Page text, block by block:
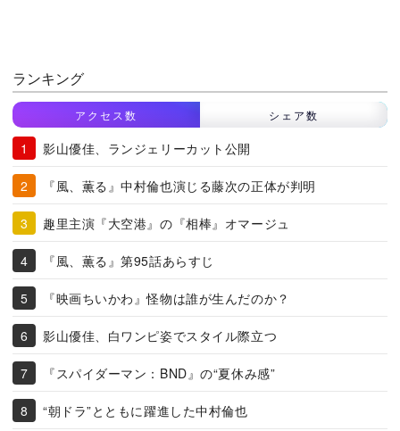
ランキング
アクセス数 シェア数
影山優佳、ランジェリーカット公開
『風、薫る』中村倫也演じる藤次の正体が判明
趣里主演『大空港』の『相棒』オマージュ
『風、薫る』第95話あらすじ
『映画ちいかわ』怪物は誰が生んだのか？
影山優佳、白ワンピ姿でスタイル際立つ
『スパイダーマン：BND』の“夏休み感”
“朝ドラ”とともに躍進した中村倫也